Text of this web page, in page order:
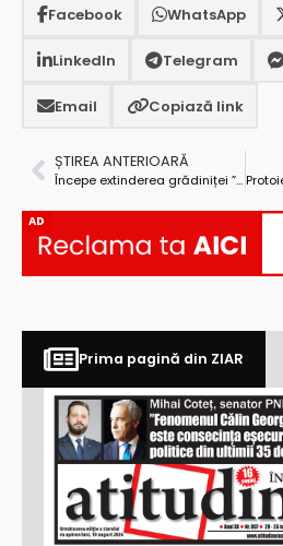
Facebook WhatsApp
LinkedIn Telegram
Email Copiază link
ȘTIREA ANTERIOARĂ
Începe extinderea grădiniței ”Aripi Deschise”
AD
Prima pagină din ZIAR